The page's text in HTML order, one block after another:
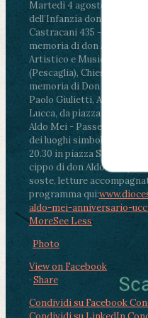
Martedì 4 agosto2026
ore
dell’Infanzia don Aldo Mei
Castracani 435 -
memoria di don Aldo Mei
Artistico e Musicale
(Pescaglia), Chiesa
memoria di Don Aldo Mei
Paolo Giulietti, Arcivescovo
Lucca, da piazza San
Aldo Mei - Passeggiata
dei luoghi simbolo della
20.30 in piazza San
cippo di don Aldo Mei
soste, letture
programma qui:
aldo-mei-anniversario-
MoreSee Less
Photo
View on Facebook
· Share
Condividi su Facebook